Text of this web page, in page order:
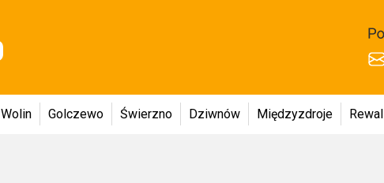
Wolin Golczewo Świerzno Dziwnów Międzyzdroje Rewal